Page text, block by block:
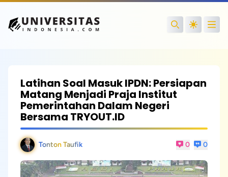
Search
Latihan Soal Masuk IPDN: Persiapan
Matang Menjadi Praja Institut
Pemerintahan Dalam Negeri
Bersama TRYOUT.ID
Tonton Taufik 0 0